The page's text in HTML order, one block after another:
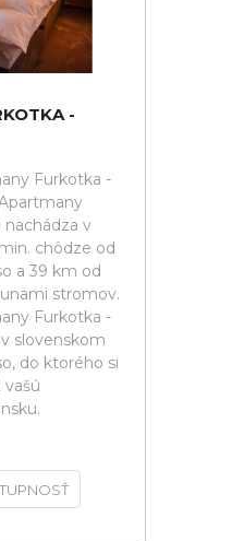
-
Furkotka -
nachádza v
chôdze od
a 39 km od
stromov.
Furkotka -
slovenskom
do ktorého si